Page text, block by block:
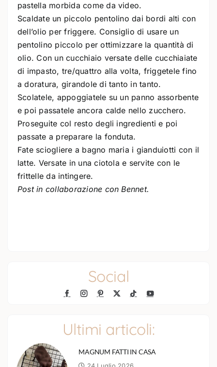
pastella morbida come da video.
Scaldate un piccolo pentolino dai bordi alti con
dell’olio per friggere. Consiglio di usare un
pentolino piccolo per ottimizzare la quantità di
olio. Con un cucchiaio versate delle cucchiaiate
di impasto, tre/quattro alla volta, friggetele fino
a doratura, girandole di tanto in tanto.
Scolatele, appoggiatele su un panno assorbente
e poi passatele ancora calde nello zucchero.
Proseguite col resto degli ingredienti e poi
passate a preparare la fonduta.
Fate sciogliere a bagno maria i gianduiotti con il
latte. Versate in una ciotola e servite con le
frittelle da intingere.
Post in collaborazione con Bennet.
Social
Ultimi articoli:
MAGNUM FATTI IN CASA